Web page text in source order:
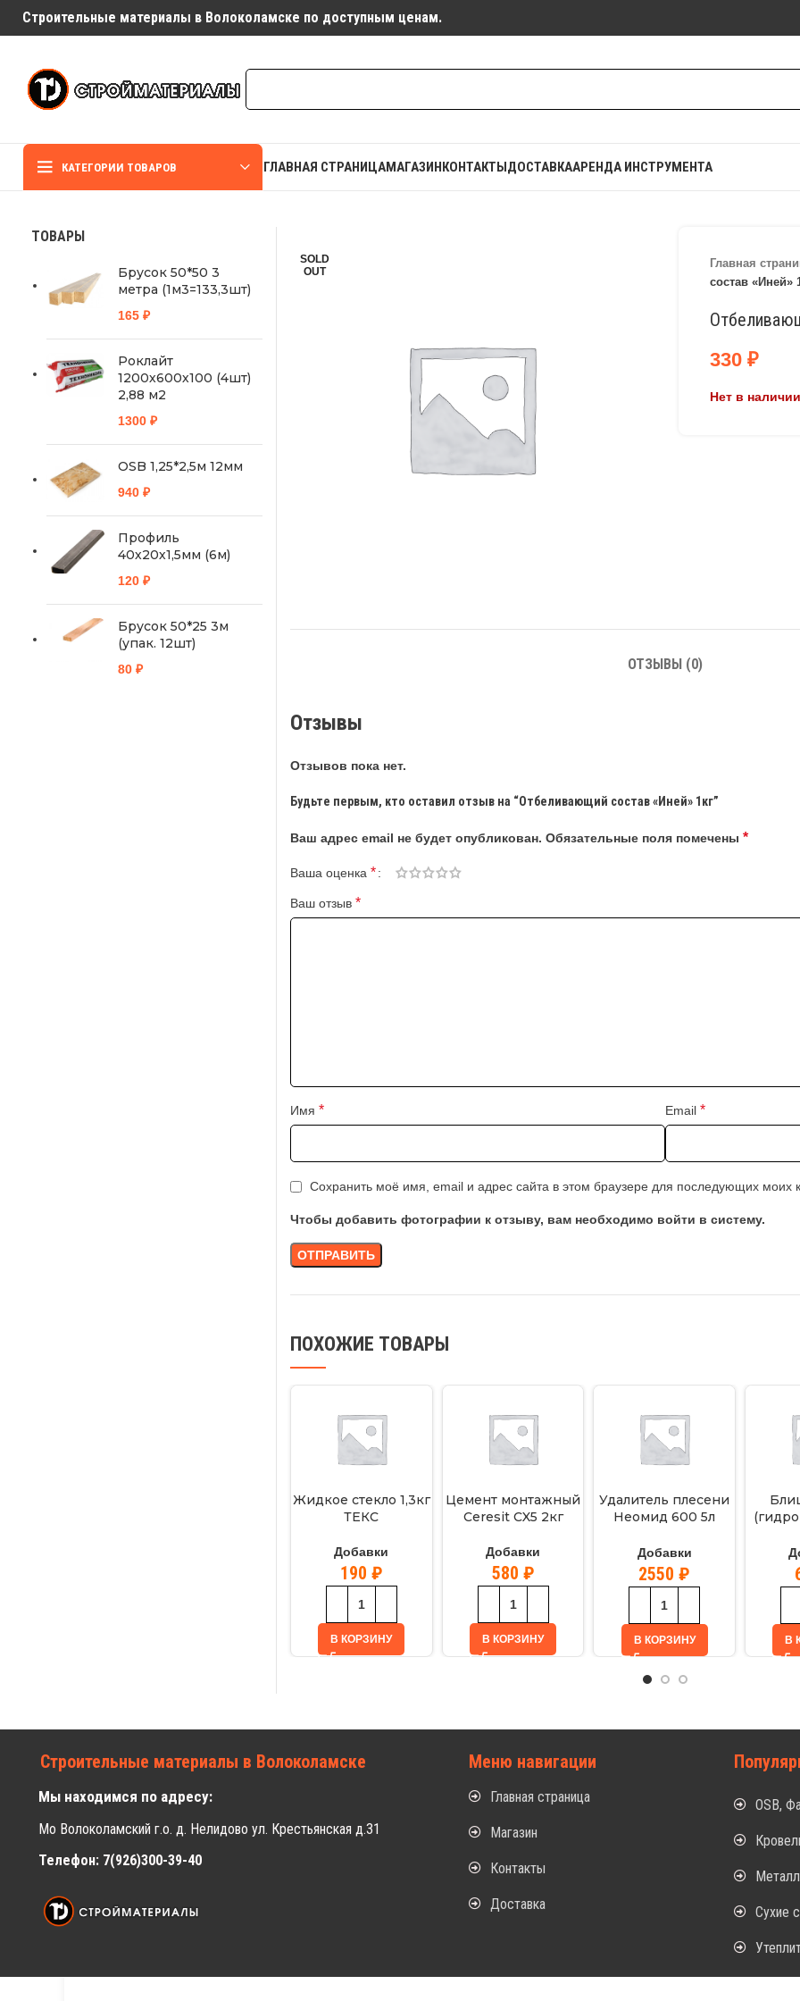
Строительные материалы в Волоколамске по доступным ценам.
КАТЕГОРИИ ТОВАРОВ ГЛАВНАЯ СТРАНИЦАМАГАЗИНКОНТАКТЫДОСТАВКААРЕНДА ИНСТРУМЕНТА
SOLD
OUT
Главная
состав «Иней»
330 ₽
Нет в наличии
ОТЗЫВЫ (0)
Отзывы
Отзывов пока нет.
Будьте первым, кто оставил отзыв на “Отбеливающий состав «Иней» 1кг”
Ваш адрес email не будет опубликован. Обязательные поля помечены *
Ваша оценка *
Ваш отзыв *
Имя * Email *
Сохранить моё имя, email и адрес сайта в этом браузере для последующих моих
Чтобы добавить фотографии к отзыву, вам необходимо войти в систему.
ПОХОЖИЕ ТОВАРЫ
Жидкое стекло 1,3кг
ТЕКС
Добавки
190 ₽
В КОРЗИНУ
Цемент монтажный
Ceresit CX5 2кг
Добавки
580 ₽
В КОРЗИНУ
Удалитель плесени
Неомид 600 5л
Добавки
2550₽
В КОРЗИНУ В
ТОВАРЫ
Брусок 50*50 3
метра (1м3=133,3шт)
165 ₽
Роклайт
1200х600х100 (4шт)
2,88 м2
1300 ₽
OSB 1,25*2,5м 12мм
940 ₽
Профиль
40х20х1,5мм (6м)
120 ₽
Брусок 50*25 3м
(упак. 12шт)
80 ₽
Строительные материалы в Волоколамске
Мы находимся по адресу:
Мо Волоколамский г.о. д. Нелидово ул. Крестьянская д.31
Телефон: 7(926)300-39-40
Меню навигации
Главная страница
Магазин
Контакты
Доставка
OSB,
Металл
Сухие